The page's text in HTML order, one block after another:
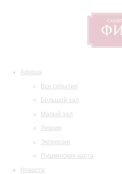
Афиша
Все события
Большой зал
Малый зал
Лекции
Экскурсии
Пушкинская карта
Новости